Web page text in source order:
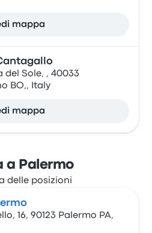
mappa
del Sole, , 40033
BO,, Italy
mappa
a Palermo
16, 90123 Palermo PA,